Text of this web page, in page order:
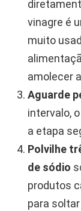
vinagre é
muito
amolecer
Aguarde
intervalo,
a etapa
Polvilhe
de sódio
produtos
para